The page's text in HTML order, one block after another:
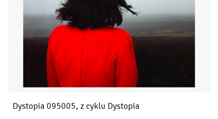
Dystopia 095005, z cyklu Dystopia